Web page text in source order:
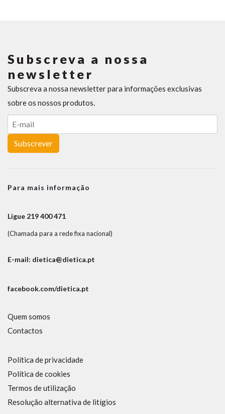
Subscreva a nossa
newsletter
Subscreva a nossa newsletter para informações exclusivas
sobre os nossos produtos.
Subscrever
Para mais informação
Ligue 219 400 471
(Chamada para a rede fixa nacional)
E-mail: dietica@dietica.pt
facebook.com/dietica.pt
Quem somos
Contactos
Política de privacidade
Política de cookies
Termos de utilização
Resolução alternativa de litígios